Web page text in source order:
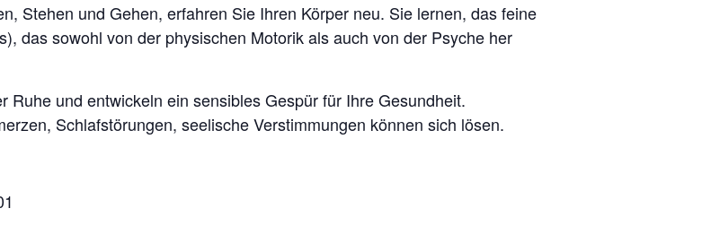
Stehen und Gehen, erfahren Sie Ihren Körper neu. Sie lernen, das feine
das sowohl von der physischen Motorik als auch von der Psyche her
Ruhe und entwickeln ein sensibles Gespür für Ihre Gesundheit.
Schlafstörungen, seelische Verstimmungen können sich lösen.